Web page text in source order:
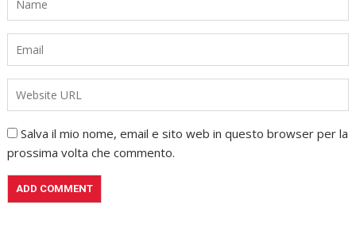
Salva il mio nome, email e sito web in questo browser per la
prossima volta che commento.